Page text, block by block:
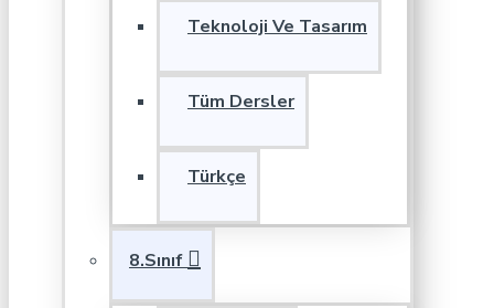
Teknoloji Ve Tasarım
Tüm Dersler
Türkçe
8.Sınıf